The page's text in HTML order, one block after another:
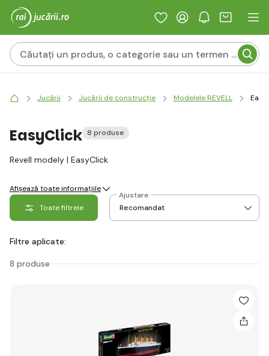
Jucării Jucării de construcție Modelele REVELL
EasyClick 8 produse
Revell modely | EasyClick
Afișează toate informațiile
Toate filtrele
Ajustare
Filtre aplicate:
8 produse